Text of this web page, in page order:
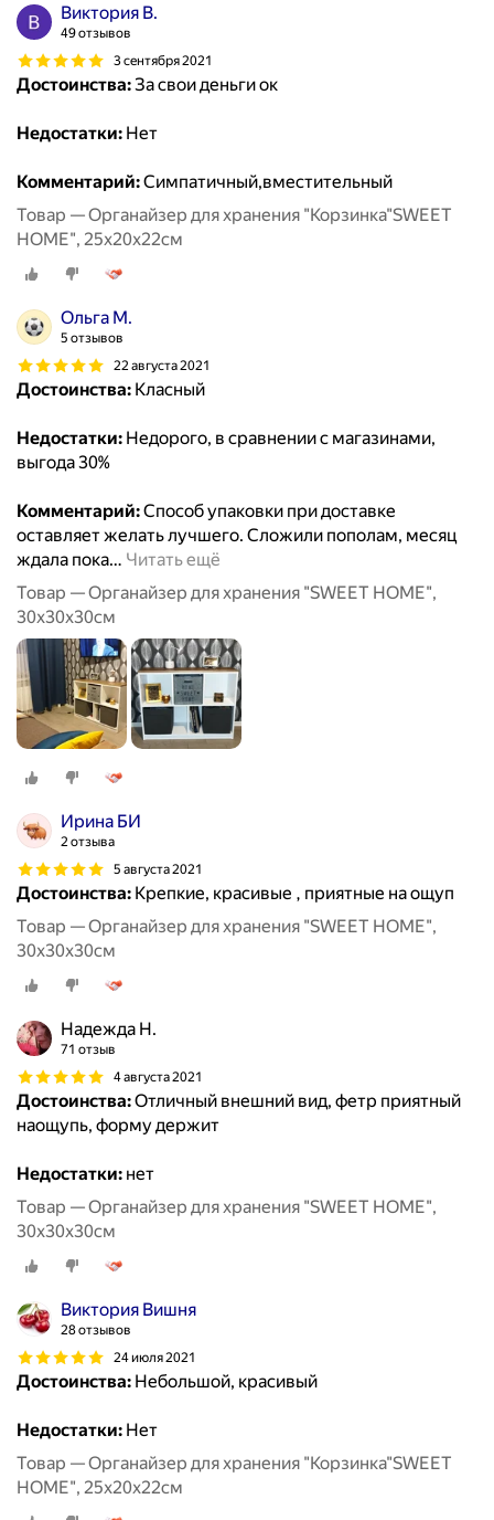
Виктория В.
49 отзывов
3 сентября 2021
Достоинства:За свои деньги ок
Недостатки: Нет
Комментарий:Симпатичный,вместительный
Товар — Органайзер для хранения "Корзинка"SWEET
HOME", 25х20х22см
Ольга М.
5 отзывов
22 августа 2021
Достоинства: Класный
Недостатки: Недорого, в сравнении с магазинами,
выгода 30%
Комментарий:Способ упаковки при доставке
оставляет желать лучшего. Сложили пополам, месяц
ждала пока… Читать ещё
Товар — Органайзер для хранения "SWEET HOME",
30х30х30см
Ирина БИ
2 отзыва
5 августа 2021
Достоинства: Крепкие, красивые , приятные на ощуп
Товар — Органайзер для хранения "SWEET HOME",
30х30х30см
Надежда Н.
71 отзыв
4 августа 2021
Достоинства:Отличный внешний вид, фетр приятный
наощупь, форму держит
Недостатки: нет
Товар — Органайзер для хранения "SWEET HOME",
30х30х30см
Виктория Вишня
28 отзывов
24 июля 2021
Достоинства: Небольшой, красивый
Недостатки: Нет
Товар — Органайзер для хранения "Корзинка"SWEET
HOME", 25х20х22см